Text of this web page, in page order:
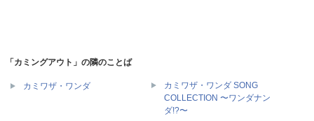
「カミングアウト」の隣のことば
カミワザ・ワンダ
カミワザ・ワンダ SONG
COLLECTION 〜ワンダナン
ダ!?〜